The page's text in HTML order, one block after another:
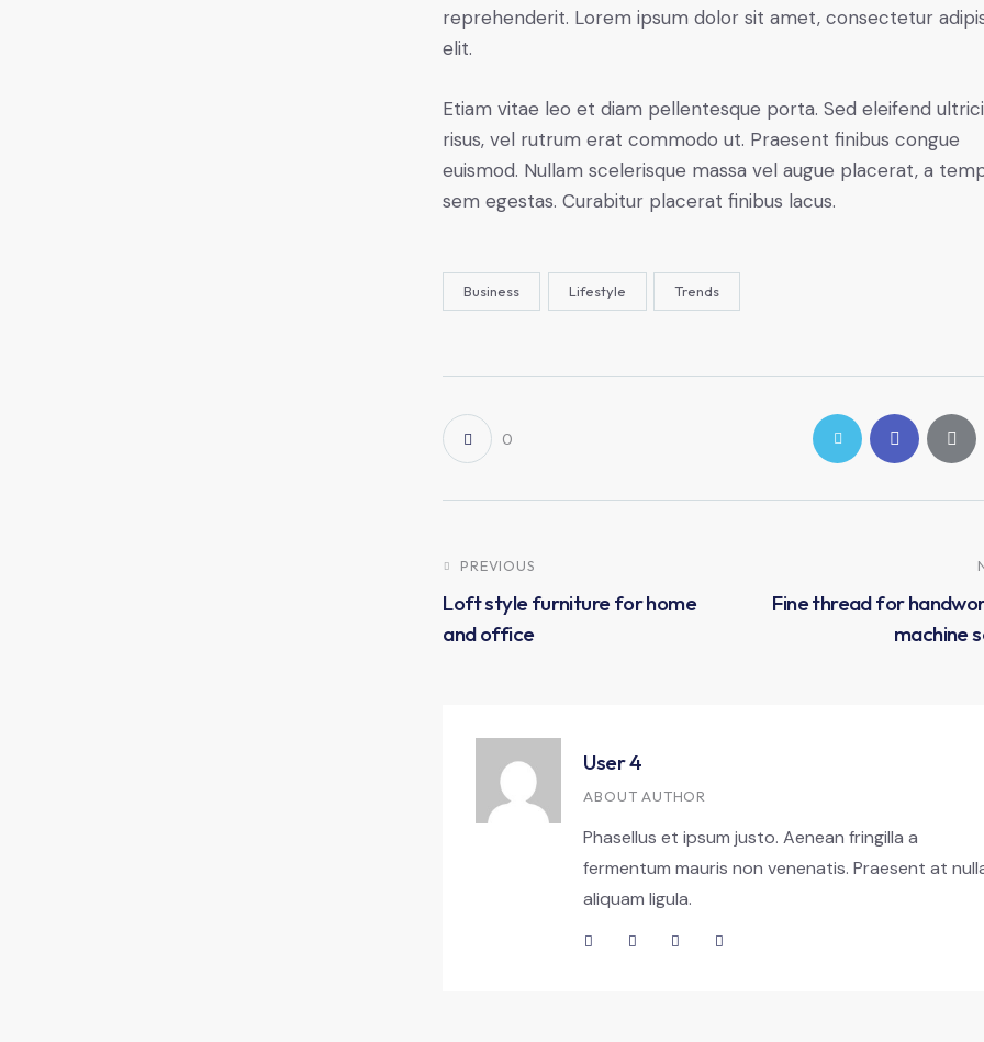
reprehenderit. Lorem ipsum dolor sit amet, consectetur
elit.
Etiam vitae leo et diam pellentesque porta. Sed eleifend
risus, vel rutrum erat commodo ut. Praesent finibus congue
euismod. Nullam scelerisque massa vel augue placerat, a
sem egestas. Curabitur placerat finibus lacus.
Business Lifestyle Trends
0
PREVIOUS
Loft style furniture for home
and office
Fine thread for
machine
User 4
ABOUT AUTHOR
Phasellus et ipsum justo. Aenean fringilla a
fermentum mauris non venenatis. Praesent at
aliquam ligula.